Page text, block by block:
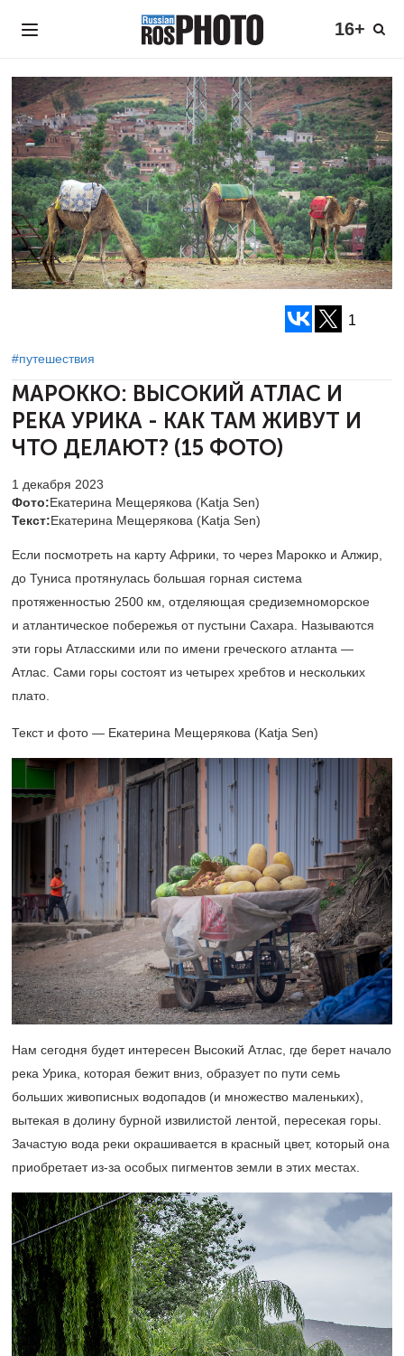
16+
1
#путешествия
МАРОККО: ВЫСОКИЙ АТЛАС И
РЕКА УРИКА - КАК ТАМ ЖИВУТ И
ЧТО ДЕЛАЮТ? (15 ФОТО)
1 декабря 2023
Фото:Екатерина Мещерякова (Katja Sen)
Текст:Екатерина Мещерякова (Katja Sen)
Если посмотреть на карту Африки, то через Марокко и Алжир,
до Туниса протянулась большая горная система
протяженностью 2500 км, отделяющая средиземноморское
и атлантическое побережья от пустыни Сахара. Называются
эти горы Атласскими или по имени греческого атланта —
Атлас. Сами горы состоят из четырех хребтов и нескольких
плато.
Текст и фото — Екатерина Мещерякова (Katja Sen)
Нам сегодня будет интересен Высокий Атлас, где берет начало
река Урика, которая бежит вниз, образует по пути семь
больших живописных водопадов (и множество маленьких),
вытекая в долину бурной извилистой лентой, пересекая горы.
Зачастую вода реки окрашивается в красный цвет, который она
приобретает из-за особых пигментов земли в этих местах.